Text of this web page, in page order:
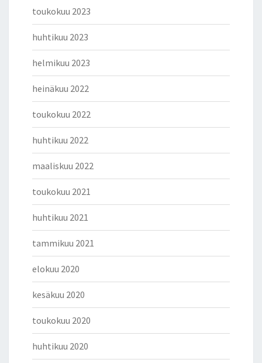
toukokuu 2023
huhtikuu 2023
helmikuu 2023
heinäkuu 2022
toukokuu 2022
huhtikuu 2022
maaliskuu 2022
toukokuu 2021
huhtikuu 2021
tammikuu 2021
elokuu 2020
kesäkuu 2020
toukokuu 2020
huhtikuu 2020